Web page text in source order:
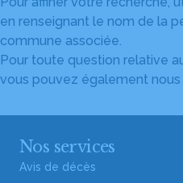
en renseignant le nom de la
commune associée.
Pour toute question relative
vous pouvez également
Nos services
Avis de décès